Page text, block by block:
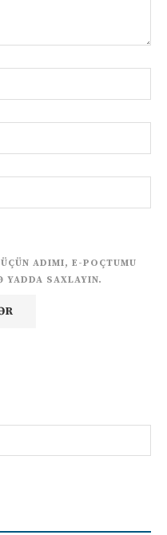
ADIMI, E-POÇTUMU
YADDA SAXLAYIN.